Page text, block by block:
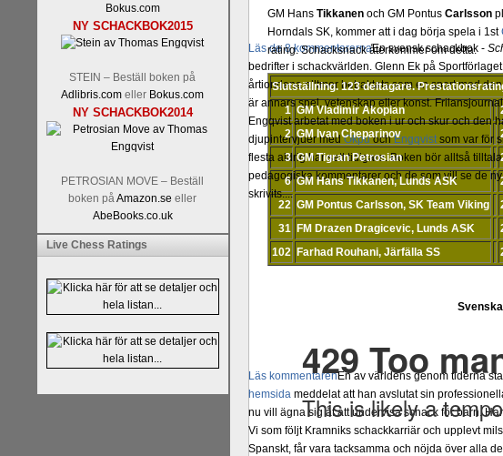
Bokus.com
NY SCHACKBOK2015
STEIN – Beställ boken på
Adlibris.com eller Bokus.com
NY SCHACKBOK2014
PETROSIAN MOVE – Beställ
boken påAmazon.se eller
AbeBooks.co.uk
Live Chess Ratings
Läs de 8 kommentarernaEn svensk schackbok -
bedrifter i schackvärlden. Glenn Ek på
årtiondena alltmer betraktats som en sport med
är annars spel, vetenskap eller konst.
Engqvist arbetat med boken i ur och skur och den
djupintervjuer medOkpuochEngqvistsom var för
flesta aldrig har sett tidigare. Boken bör alltså
pedagogiska kommentarer och de som vill se de
skrivits....
Läs kommentarenEn av världens genom tiderna
hemsidameddelat att han avslutat sin
nu vill ägna sig åt att undervisa schack för barn.
Vi som följt Kramniks schackkarriär och upplevt
Spanskt, får vara tacksamma och nöjda över alla
GM Hans Tikkanenoch GM Pontus Carlsson
Horndals SK, kommer att i dag börja spela i 1st
rating. Schacksnack återkommer om detta.
Slutställning. 123 deltagare.
1 GM Vladimir Akopian
2 GM Ivan Cheparinov
3 GM Tigran Petrosian
6 GM Hans Tikkanen, Lunds ASK
22 GM Pontus Carlsson, SK Team Viking
31
FM Drazen Dragicevic, Lunds ASK
102
Farhad Rouhani, Järfälla SS